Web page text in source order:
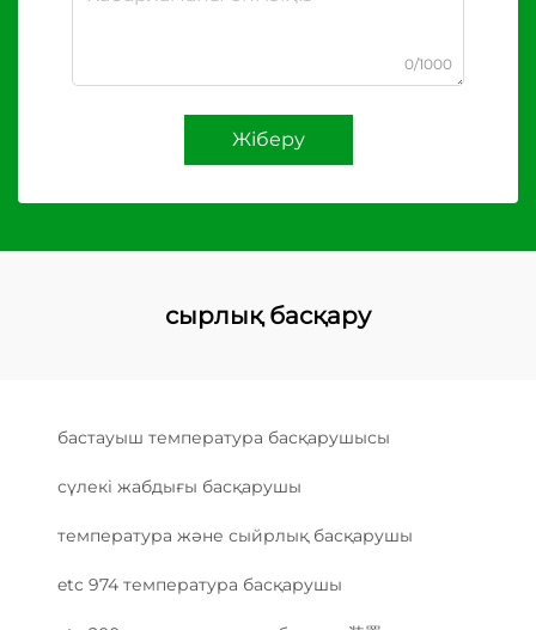
0/1000
Жіберу
сырлық басқару
бастауыш температура басқарушысы
сүлекі жабдығы басқарушы
температура және сыйрлық басқарушы
etc 974 температура басқарушы